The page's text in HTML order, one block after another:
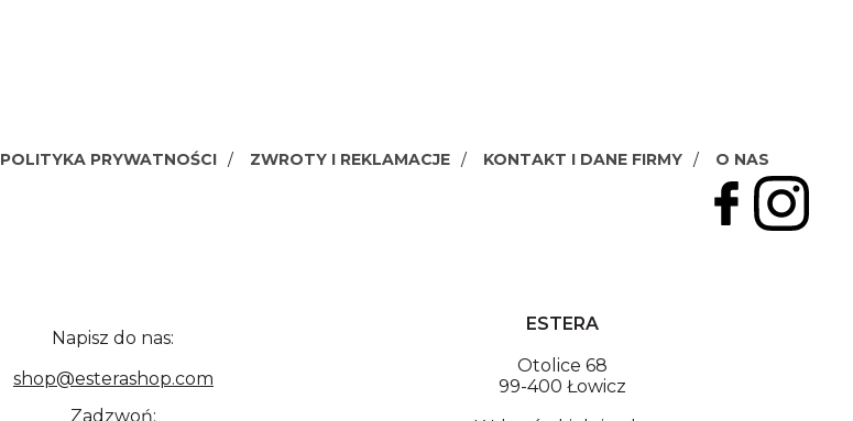
POLITYKA PRYWATNOŚCI ZWROTY I REKLAMACJE KONTAKT I DANE FIRMY O NAS
Napisz do nas:
shop@esterashop.com
Zadzwoń:
ESTERA
Otolice 68
99-400 Łowicz